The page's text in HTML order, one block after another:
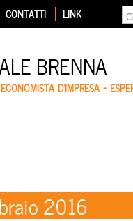
CONTATTI LINK
BRENNA
D'IMPRESA –
2016